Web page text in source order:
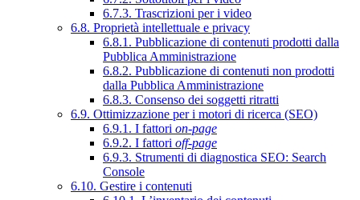
6.7.3. Trascrizioni per i video
6.8. Proprietà intellettuale e privacy
6.8.1. Pubblicazione di contenuti prodotti dalla
Pubblica Amministrazione
6.8.2. Pubblicazione di contenuti non prodotti
dalla Pubblica Amministrazione
6.8.3. Consenso dei soggetti ritratti
6.9. Ottimizzazione per i motori di ricerca (SEO)
6.9.1. I fattori on-page
6.9.2. I fattori off-page
6.9.3. Strumenti di diagnostica SEO: Search
Console
6.10. Gestire i contenuti